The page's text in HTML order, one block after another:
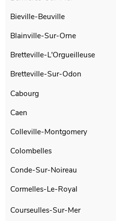
Bieville-Beuville
Blainville-Sur-Orne
Bretteville-L'Orgueilleuse
Bretteville-Sur-Odon
Cabourg
Caen
Colleville-Montgomery
Colombelles
Conde-Sur-Noireau
Cormelles-Le-Royal
Courseulles-Sur-Mer